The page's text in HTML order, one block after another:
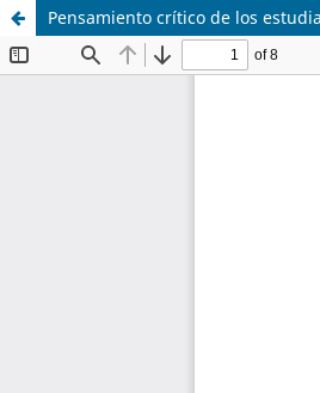
Pensamiento crítico de los